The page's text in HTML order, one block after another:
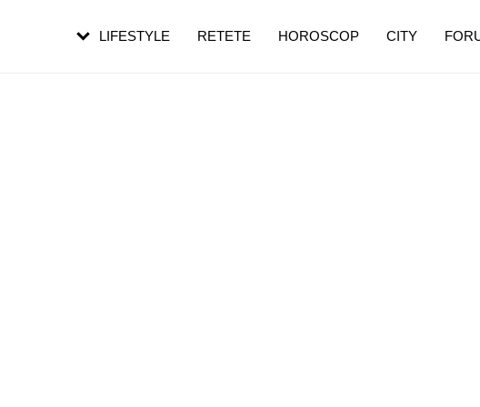
LIFESTYLE RETETE HOROSCOP CITY
pe măsură ce înaintezi în vârstă